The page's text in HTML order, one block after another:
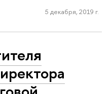
5 декабря, 2019 г.